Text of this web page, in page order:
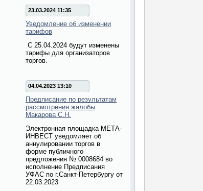
23.03.2024 11:35
Уведомление об изменении
тарифов
С 25.04.2024 будут изменены
тарифы для организаторов
торгов.
04.04.2023 13:10
Предписание по результатам
рассмотрения жалобы
Макарова С.Н.
Электронная площадка МЕТА-
ИНВЕСТ уведомляет об
аннулировании торгов в
форме публичного
предложения № 0008684 во
исполнение Предписания
УФАС по г.Санкт-Петербургу от
22.03.2023